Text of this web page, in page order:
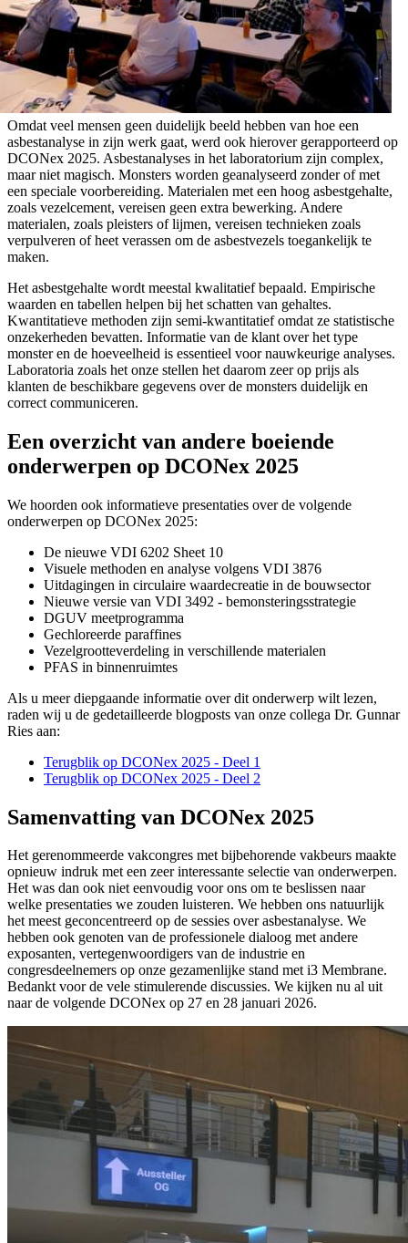
Omdat veel mensen geen duidelijk beeld hebben van hoe een
asbestanalyse in zijn werk gaat, werd ook hierover gerapporteerd op
DCONex 2025. Asbestanalyses in het laboratorium zijn complex,
maar niet magisch. Monsters worden geanalyseerd zonder of met
een speciale voorbereiding. Materialen met een hoog asbestgehalte,
zoals vezelcement, vereisen geen extra bewerking. Andere
materialen, zoals pleisters of lijmen, vereisen technieken zoals
verpulveren of heet verassen om de asbestvezels toegankelijk te
maken.
Het asbestgehalte wordt meestal kwalitatief bepaald. Empirische
waarden en tabellen helpen bij het schatten van gehaltes.
Kwantitatieve methoden zijn semi-kwantitatief omdat ze statistische
onzekerheden bevatten. Informatie van de klant over het type
monster en de hoeveelheid is essentieel voor nauwkeurige analyses.
Laboratoria zoals het onze stellen het daarom zeer op prijs als
klanten de beschikbare gegevens over de monsters duidelijk en
correct communiceren.
Een overzicht van andere boeiende
onderwerpen op DCONex 2025
We hoorden ook informatieve presentaties over de volgende
onderwerpen op DCONex 2025:
De nieuwe VDI 6202 Sheet 10
Visuele methoden en analyse volgens VDI 3876
Uitdagingen in circulaire waardecreatie in de bouwsector
Nieuwe versie van VDI 3492 - bemonsteringsstrategie
DGUV meetprogramma
Gechloreerde paraffines
Vezelgrootteverdeling in verschillende materialen
PFAS in binnenruimtes
Als u meer diepgaande informatie over dit onderwerp wilt lezen,
raden wij u de gedetailleerde blogposts van onze collega Dr. Gunnar
Ries aan:
Terugblik op DCONex 2025 - Deel 1
Terugblik op DCONex 2025 - Deel 2
Samenvatting van DCONex 2025
Het gerenommeerde vakcongres met bijbehorende vakbeurs maakte
opnieuw indruk met een zeer interessante selectie van onderwerpen.
Het was dan ook niet eenvoudig voor ons om te beslissen naar
welke presentaties we zouden luisteren. We hebben ons natuurlijk
het meest geconcentreerd op de sessies over asbestanalyse. We
hebben ook genoten van de professionele dialoog met andere
exposanten, vertegenwoordigers van de industrie en
congresdeelnemers op onze gezamenlijke stand met i3 Membrane.
Bedankt voor de vele stimulerende discussies. We kijken nu al uit
naar de volgende DCONex op 27 en 28 januari 2026.